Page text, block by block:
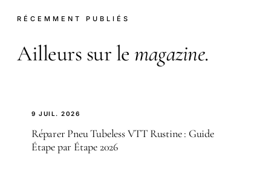
RÉCEMMENT PUBLIÉS
Ailleurs sur le magazine.
9 JUIL. 2026
Réparer Pneu Tubeless VTT Rustine : Guide
Étape par Étape 2026